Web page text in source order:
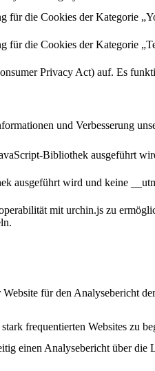
für die Cookies der Kategorie
für die Cookies der Kategorie
Privacy Act) auf. Es
und Verbesserung
Bibliothek ausgeführt
ausgeführt wird und keine
mit urchin.js zu
für den Analysebericht
frequentierten Websites zu
einen Analysebericht über die